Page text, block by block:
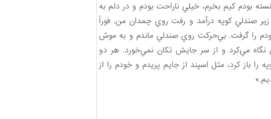
بودم كيم بخرم، خيلي ناراحت بودم و در دلم به
صندلي كوپه درآمد و رفت روي چمدان من. فوراً
را گرفت. بي‌حركت روي صندلي ماندم و به موش
مي‌كرد و از سر جايش تكان نمي‌خورد. هر دو
را باز كرد، مثل اسپند از جايم پريدم و خودم را از